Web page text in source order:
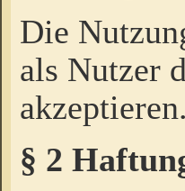
Die
als Nutzer
akzeptieren.
§ 2